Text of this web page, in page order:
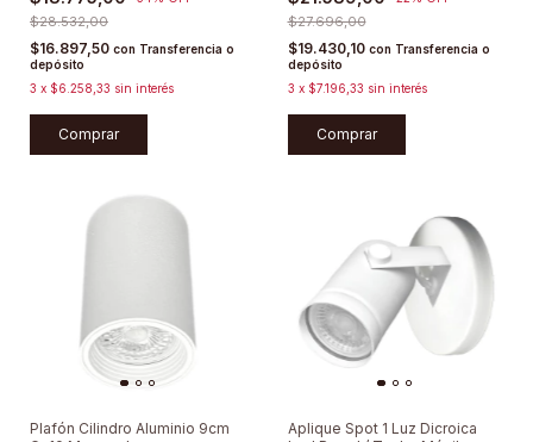
$28.532,00
$16.897,50 con Transferencia o
depósito
3 x $6.258,33 sin interés
Comprar
$27.696,00
$19.430,10 con Transferencia o
depósito
3 x $7.196,33 sin interés
Comprar
Plafón Cilindro Aluminio 9cm
Aplique Spot 1 Luz Dicroica